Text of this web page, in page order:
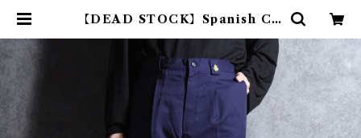
【DEAD STOCK】Spanish CO
ン郵政 ドレス トラウザー スラック
ス | mark & collars (マークアン
ドカラーズ)